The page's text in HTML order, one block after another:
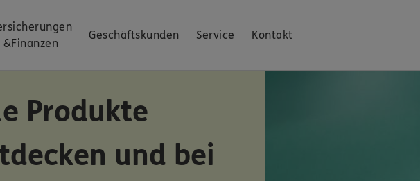
&Finanzen
Geschäftskunden Service Kontakt
Produkte
und bei